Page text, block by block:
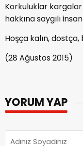
Korkuluklar
hakkına saygılı
Hoşça kalın, dostça,
(28 Ağustos 2015)
YORUM YAP